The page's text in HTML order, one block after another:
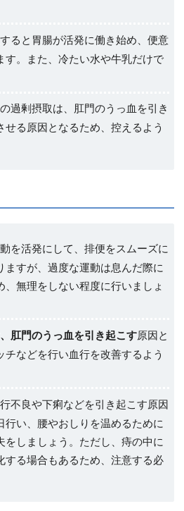
ると胃腸が活発に働き始め、便意
す。また、冷たい水や牛乳だけで
過剰摂取は、肛門のうっ血を引き
せる原因となるため、控えるよう
を活発にして、排便をスムーズに
ますが、過度な運動は息んだ際に
、無理をしない程度に行いましょ
肛門のうっ血を引き起こす原因と
チなどを行い血行を改善するよう
不良や下痢などを引き起こす原因
行い、腰やおしりを温めるために
をしましょう。ただし、痔の中に
する場合もあるため、注意する必